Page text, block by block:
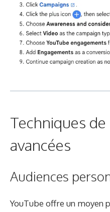
Techniques
avancées
Audiences
YouTube offre un moyen